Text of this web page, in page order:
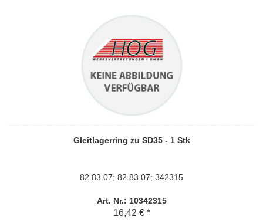
Gleitlagerring zu SD35 - 1 Stk
82.83.07; 82.83.07; 342315
Art. Nr.: 10342315
16,42 € *